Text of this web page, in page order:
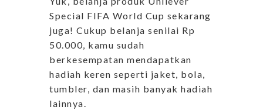
Special FIFA World Cup sekarang
juga! Cukup belanja senilai Rp
50.000, kamu sudah
berkesempatan mendapatkan
hadiah keren seperti jaket, bola,
tumbler, dan masih banyak hadiah
lainnya.